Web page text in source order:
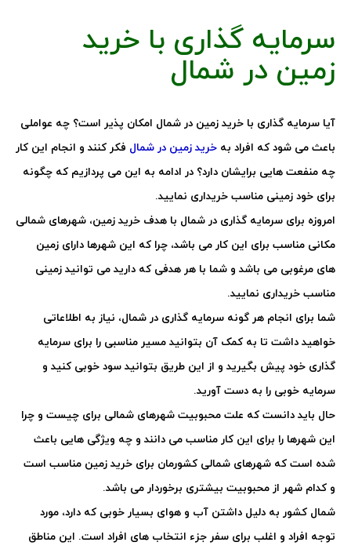
سرمایه گذاری با خرید
زمین در شمال
آیا سرمایه گذاری با خرید زمین در شمال امکان پذیر است؟ چه عواملی
باعث می شود که افراد به خرید زمین در شمال فکر کنند و انجام این کار
چه منفعت هایی برایشان دارد؟ در ادامه به این می پردازیم که چگونه
برای خود زمینی مناسب خریداری نمایید.
امروزه برای سرمایه گذاری در شمال با هدف خرید زمین، شهرهای شمالی
مکانی مناسب برای این کار می باشد، چرا که این شهرها دارای زمین
های مرغوبی می باشد و شما با هر هدفی که دارید می توانید زمینی
مناسب خریداری نمایید.
شما برای انجام هر گونه سرمایه گذاری در شمال، نیاز به اطلاعاتی
خواهید داشت تا به کمک آن بتوانید مسیر مناسبی را برای سرمایه
گذاری خود پیش بگیرید و از این طریق بتوانید سود خوبی کنید و
سرمایه خوبی را به دست آورید.
حال باید دانست که علت محبوبیت شهرهای شمالی برای چیست و چرا
این شهرها را برای این کار مناسب می دانند و چه ویژگی هایی باعث
شده است که شهرهای شمالی کشورمان برای خرید زمین مناسب است
و کدام شهر از محبوبیت بیشتری برخوردار می باشد.
شمال کشور به دلیل داشتن آب و هوای بسیار خوبی که دارد، مورد
توجه افراد و اغلب برای سفر جزء انتخاب های افراد است. این مناطق